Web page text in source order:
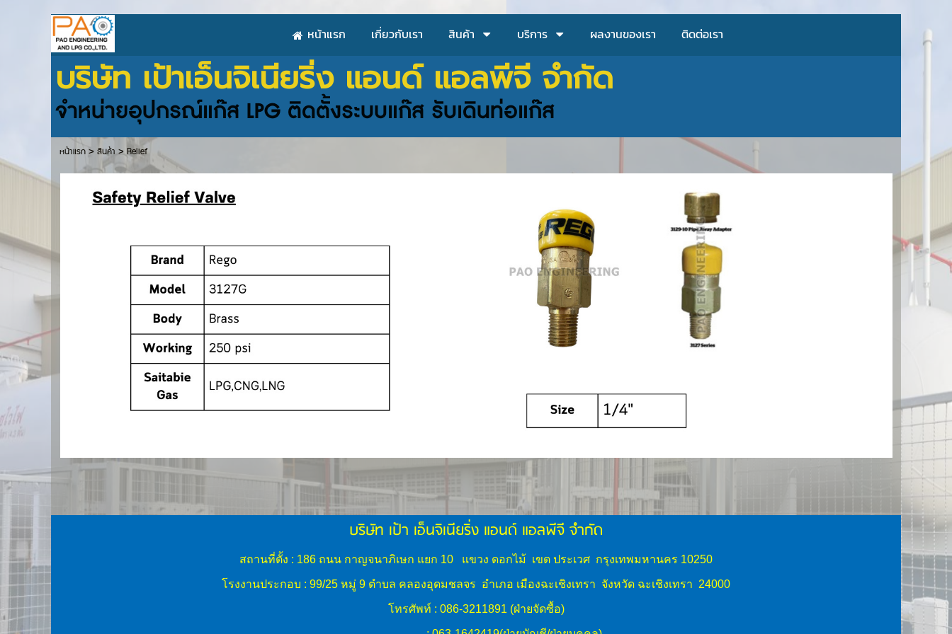
หน้าแรก เกี่ยวกับเรา สินค้า บริการ ผลงานของเรา ติดต่อเรา
บริษัท เป้าเอ็นจิเนียริ่ง แอนด์ แอลพีจี จำกัด
จำหน่ายอุปกรณ์แก๊ส LPG ติดตั้งระบบแก๊ส รับเดินท่อแก๊ส
หน้าแรก>สินค้า >Relief
บริษัท เป้า เอ็นจิเนียริ่ง แอนด์ แอลพีจี จำกัด
สถานที่ตั้ง : 186 ถนน กาญจนาภิเษก แยก 10 แขวง ดอกไม้ เขต ประเวศ กรุงเทพมหานคร 10250
โรงงานประกอบ : 99/25 หมู่ 9 ตำบล คลองอุดมชลจร อำเภอ เมืองฉะเชิงเทรา จังหวัด ฉะเชิงเทรา 24000
โทรศัพท์ : 086-3211891 (ฝ่ายจัดซื้อ)